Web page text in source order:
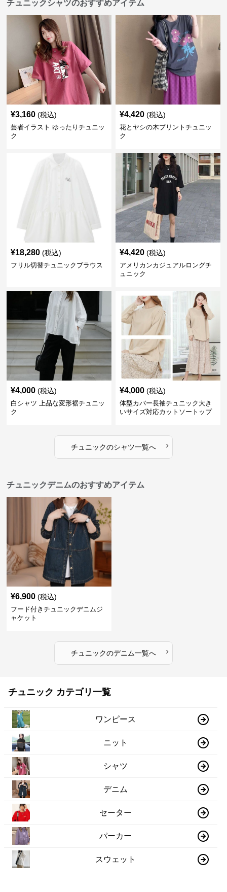
チュニックシャツのおすすめアイテム
¥3,160 (税込)
芸者イラスト ゆったりチュニッ
ク
¥4,420 (税込)
花とヤシの木プリントチュニッ
ク
¥18,280 (税込)
フリル切替チュニックブラウス
¥4,420 (税込)
アメリカンカジュアルロングチ
ュニック
¥4,000 (税込)
白シャツ 上品な変形裾チュニッ
ク
¥4,000 (税込)
体型カバー長袖チュニック大き
いサイズ対応カットソートップ
チュニックのシャツ一覧へ ›
チュニックデニムのおすすめアイテム
¥6,900 (税込)
フード付きチュニックデニムジ
ャケット
チュニックのデニム一覧へ ›
チュニック カテゴリ一覧
ワンピース
ニット
シャツ
デニム
セーター
パーカー
スウェット